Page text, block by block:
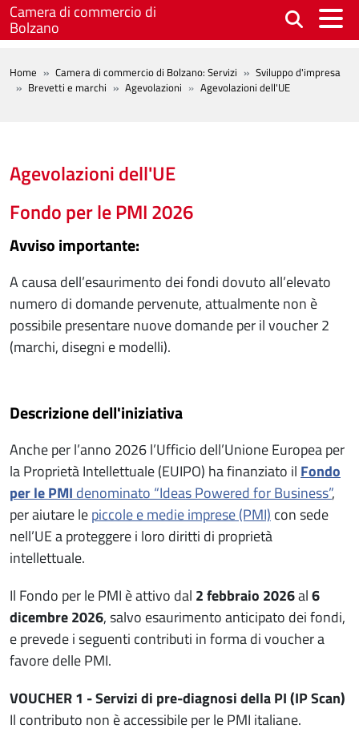
Salta al contenuto principale
Camera di commercio di
Bolzano
BREADCRUMB
Home Camera di commercio di Bolzano: Servizi
Sviluppo d'impresa
Brevetti e marchi
Agevolazioni Agevolazioni dell'UE
Agevolazioni dell'UE
Fondo per le PMI 2026
Avviso importante:
A causa dell’esaurimento dei fondi dovuto all’elevato
numero di domande pervenute, attualmente non è
possibile presentare nuove domande per il voucher 2
(marchi, disegni e modelli).
Descrizione dell'iniziativa
Anche per l’anno 2026 l’Ufficio dell’Unione Europea per
la Proprietà Intellettuale (EUIPO) ha finanziato il Fondo
per le PMI denominato “Ideas Powered for Business”,
per aiutare lepiccole e medie imprese (PMI) con sede
nell’UE a proteggere i loro diritti di proprietà
intellettuale.
Il Fondo per le PMI è attivo dal 2 febbraio 2026al6
dicembre 2026, salvo esaurimento anticipato dei fondi,
e prevede i seguenti contributi in forma di voucher a
favore delle PMI.
VOUCHER 1 - Servizi di pre-diagnosi della PI (IP Scan)
Il contributo non è accessibile per le PMI italiane.